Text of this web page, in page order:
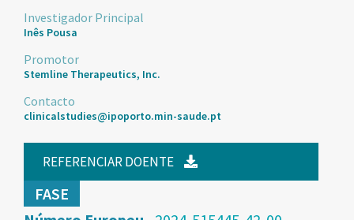
Investigador Principal
Inês Pousa
Promotor
Stemline Therapeutics, Inc.
Contacto
clinicalstudies@ipoporto.min-saude.pt
REFERENCIAR DOENTE
FASE